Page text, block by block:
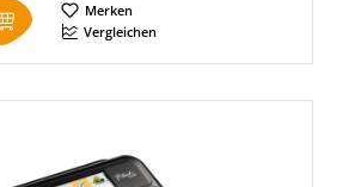
Merken
Vergleichen